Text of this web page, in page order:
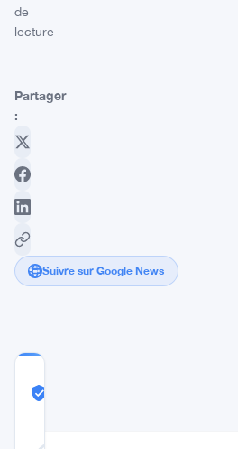
de
lecture
Partager
:
Suivre sur Google News